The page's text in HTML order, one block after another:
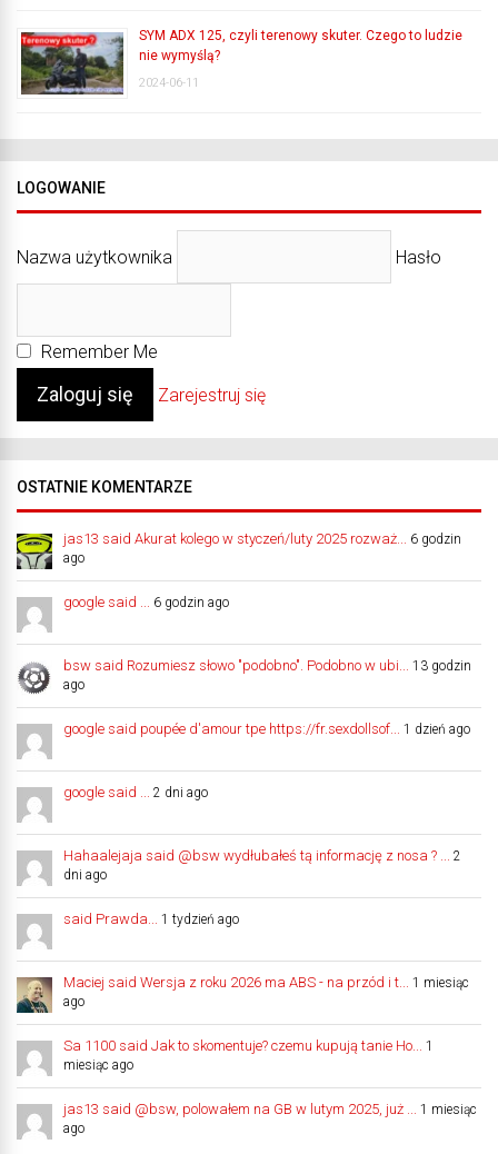
SYM ADX 125, czyli terenowy skuter. Czego to ludzie
nie wymyślą?
2024-06-11
LOGOWANIE
Nazwa użytkownika Hasło
Remember Me
Zarejestruj się
OSTATNIE KOMENTARZE
jas13 said Akurat kolego w styczeń/luty 2025 rozważ...
6 godzin
ago
google said ... 6 godzin ago
bsw said Rozumiesz słowo "podobno". Podobno w ubi...
13 godzin
ago
google said poupée d'amour tpe https://fr.sexdollsof... 1 dzień ago
google said ... 2 dni ago
Hahaalejaja said @bsw wydłubałeś tą informację z nosa ? ...
2
dni ago
said Prawda... 1 tydzień ago
Maciej said Wersja z roku 2026 ma ABS - na przód i t...
1 miesiąc
ago
Sa 1100 said Jak to skomentuje? czemu kupują tanie Ho...
1
miesiąc ago
jas13 said @bsw, polowałem na GB w lutym 2025, już ...
1 miesiąc
ago